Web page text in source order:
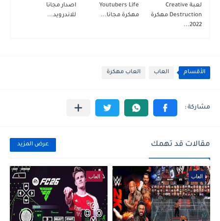
لعبة Creative
Destruction مهكرة
2022...
Youtubers Life
مهكرة مجانا...
اصدار مجانا
للاندرويد...
الأقسام العاب العاب مهكرة
مقالات قد تهمك عرض المزيد
العاب العاب